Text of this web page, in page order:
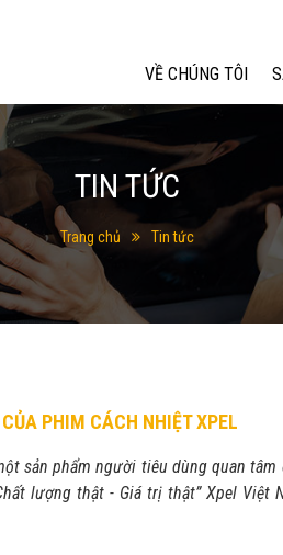
VỀ CHÚNG TÔI
TIN TỨC
Trang chủ Tin tức
PHIM CÁCH NHIỆT XPEL
sản phẩm người tiêu dùng quan
lượng thật - Giá trị thật” Xpel